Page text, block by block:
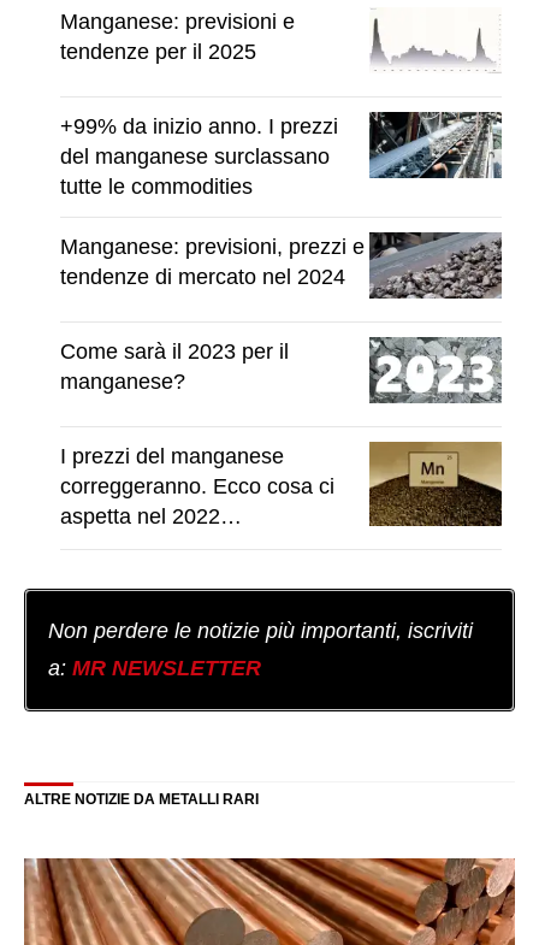
Manganese: previsioni e
tendenze per il 2025
+99% da inizio anno. I prezzi
del manganese surclassano
tutte le commodities
Manganese: previsioni, prezzi e
tendenze di mercato nel 2024
Come sarà il 2023 per il
manganese?
I prezzi del manganese
correggeranno. Ecco cosa ci
aspetta nel 2022…
Non perdere le notizie più importanti, iscriviti
a: MR NEWSLETTER
ALTRE NOTIZIE DA METALLI RARI